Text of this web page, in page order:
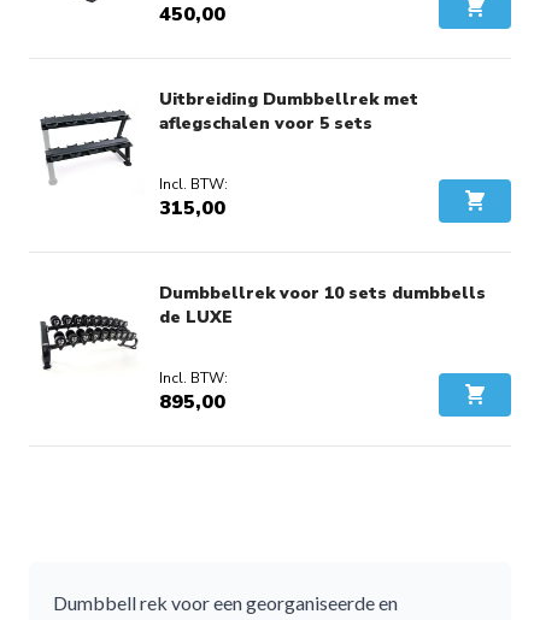
450,00 In
Uitbreiding Dumbbellrek met
aflegschalen voor 5 sets
315,00 In
Dumbbellrek voor 10 sets dumbbells
de LUXE
895,00 In
Dumbbell rek voor een georganiseerde en